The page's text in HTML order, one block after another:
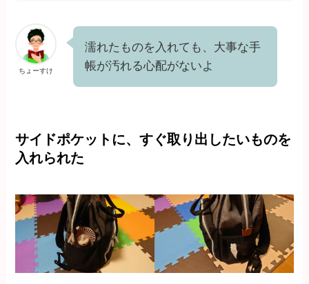
ちょーすけ
濡れたものを入れても、大事な手
帳が汚れる心配がないよ
サイドポケットに、すぐ取り出したいものを
入れられた